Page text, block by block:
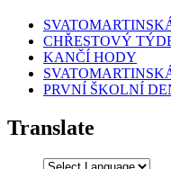
CHŘESTOVÝ
KANČÍ HODY
PRVNÍ ŠKOLNÍ
Translate